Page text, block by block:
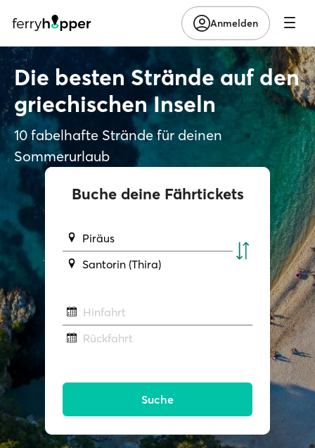
Anmelden
Die besten Strände auf den
griechischen Inseln
10 fabelhafte Strände für deinen
Sommerurlaub
Buche deine Fährtickets
Piräus
Santorin (Thira)
Hinfahrt
Rückfahrt
Suche